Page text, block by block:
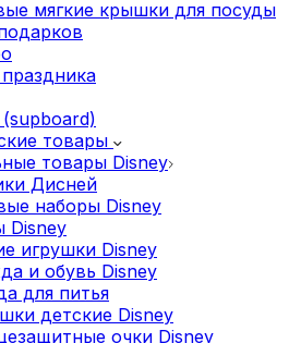
мягкие крышки для посуды
товары
товары Disney
Дисней
наборы Disney
Disney
игрушки Disney
и обувь Disney
для питья
детские Disney
очки Disney